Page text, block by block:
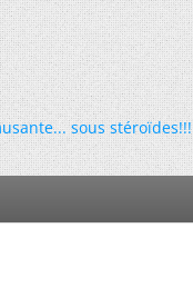
sous stéroïdes!!!